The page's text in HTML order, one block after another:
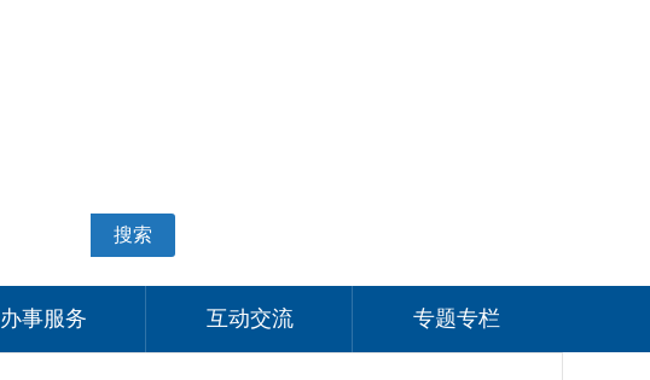
搜索
办事服务 互动交流 专题专栏